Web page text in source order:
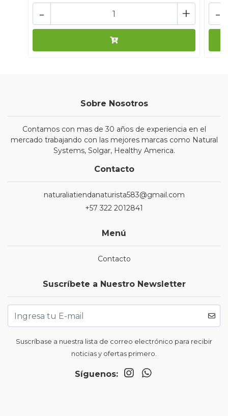
+
- -
Sobre Nosotros
Contamos con mas de 30 años de experiencia en el
mercado trabajando con las mejores marcas como Natural
Systems, Solgar, Healthy America.
Contacto
naturaliatiendanaturista583@gmail.com
+57 322 2012841
Menú
Contacto
Suscríbete a Nuestro Newsletter
Suscríbase a nuestra lista de correo electrónico para recibir
noticias y ofertas primero.
Síguenos: